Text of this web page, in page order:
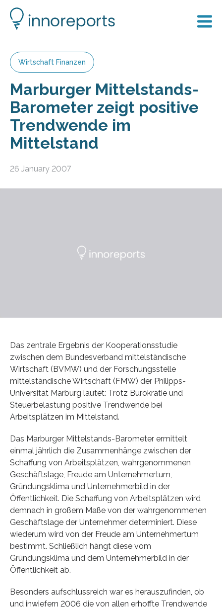
Wirtschaft Finanzen
Marburger Mittelstands-
Barometer zeigt positive
Trendwende im
Mittelstand
26 January 2007
Das zentrale Ergebnis der Kooperationsstudie
zwischen dem Bundesverband mittelständische
Wirtschaft (BVMW) und der Forschungsstelle
mittelständische Wirtschaft (FMW) der Philipps-
Universität Marburg lautet: Trotz Bürokratie und
Steuerbelastung positive Trendwende bei
Arbeitsplätzen im Mittelstand.
Das Marburger Mittelstands-Barometer ermittelt
einmal jährlich die Zusammenhänge zwischen der
Schaffung von Arbeitsplätzen, wahr­genommenen
Geschäftslage, Freude am Unternehmer­tum,
Gründungskli­ma und Unterneh­merbild in der
Öffentlichkeit. Die Schaffung von Arbeitsplätzen wird
demnach in großem Maße von der wahrgenommenen
Geschäftslage der Unternehmer determiniert. Diese
wiederum wird von der Freude am Unternehmertum
bestimmt. Schließlich hängt diese vom
Gründungsklima und dem Unternehmerbild in der
Öffentlichkeit ab.
Besonders aufschlussreich war es herauszufinden, ob
und inwiefern 2006 die von allen erhoffte Trendwende